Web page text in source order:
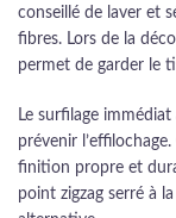
conseillé de laver et
fibres. Lors de la
permet de garder le
Le surfilage
prévenir
finition propre et
point zigzag serré à